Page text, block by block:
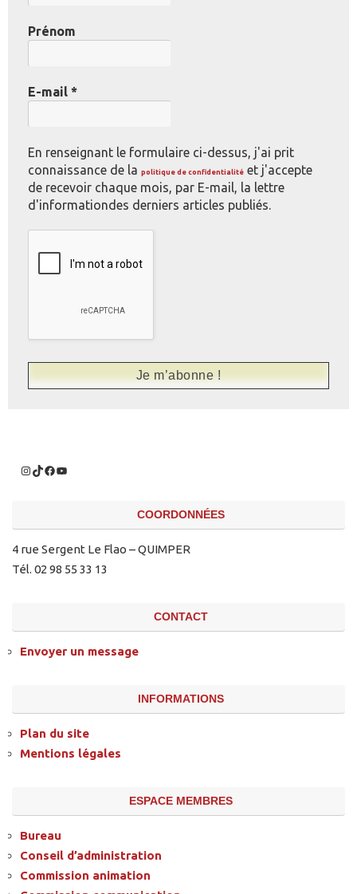
Prénom
E-mail *
En renseignant le formulaire ci-dessus, j'ai prit
connaissance de la politique de confidentialité et j'accepte
de recevoir chaque mois, par E-mail, la lettre
d'informationdes derniers articles publiés.
COORDONNÉES
4 rue Sergent Le Flao – QUIMPER
Tél. 02 98 55 33 13
CONTACT
Envoyer un message
INFORMATIONS
Plan du site
Mentions légales
ESPACE MEMBRES
Bureau
Conseil d’administration
Commission animation